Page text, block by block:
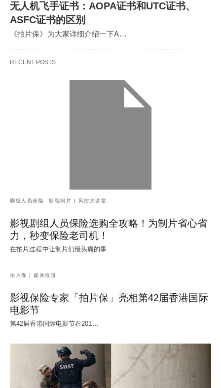
无人机飞手证书：AOPA证书和UTC证书、
ASFC证书的区别
《拍片保》为大家详细介绍一下A…
RECENT POSTS
剧组人员保险 影视制片 | 风控大讲堂
影视剧组人员保险选购全攻略！为制片省心省
力，秒变保险老司机！
在拍片过程中让制片们最头痛的事…
拍片保 | 媒体报道
影视保险专家「拍片保」亮相第42届香港国际
电影节
第42届香港国际电影节在201…